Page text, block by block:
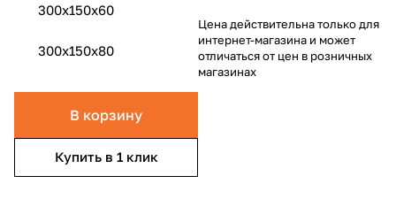
300x150x60
300x150x80
В корзину
Купить в 1 клик
Цена действительна только для
интернет-магазина и может
отличаться от цен в розничных
магазинах